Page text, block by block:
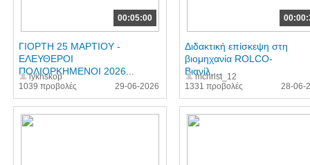
00:05:00
1039 προβολές
ΓΙΟΡΤΗ 25 ΜΑΡΤΙΟΥ -
ΕΛΕΥΘΕΡΟΙ
ΠΟΛΙΟΡΚΗΜΕΝΟΙ 2026...
lyknskop
29-06-2026
1331 προβολές
Διδακτική επίσκεψη στη
βιομηχανία ROLCO-
Βιανίλ,...
mchrist_12
28-06-